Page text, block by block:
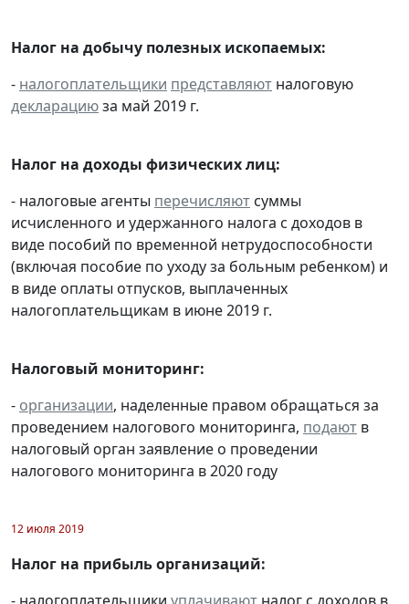
Налог на добычу полезных ископаемых:
- налогоплательщики представляют налоговую
декларациюза май 2019 г.
Налог на доходы физических лиц:
- налоговые агенты перечисляют суммы
исчисленного и удержанного налога с доходов в
виде пособий по временной нетрудоспособности
(включая пособие по уходу за больным ребенком) и
в виде оплаты отпусков, выплаченных
налогоплательщикам в июне 2019 г.
Налоговый мониторинг:
- организации, наделенные правом обращаться за
проведением налогового мониторинга, подают в
налоговый орган заявление о проведении
налогового мониторинга в 2020 году
12 июля 2019
Налог на прибыль организаций: